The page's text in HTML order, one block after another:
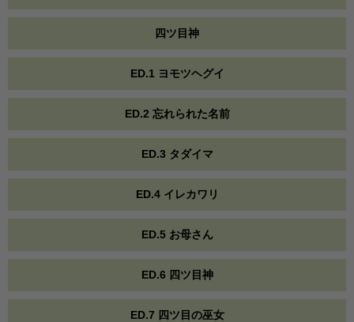
四ツ目神
ED.1 ヨモツヘグイ
ED.2 忘れられた名前
ED.3 タダイマ
ED.4 イレカワリ
ED.5 お母さん
ED.6 四ツ目神
ED.7 四ツ目の巫女